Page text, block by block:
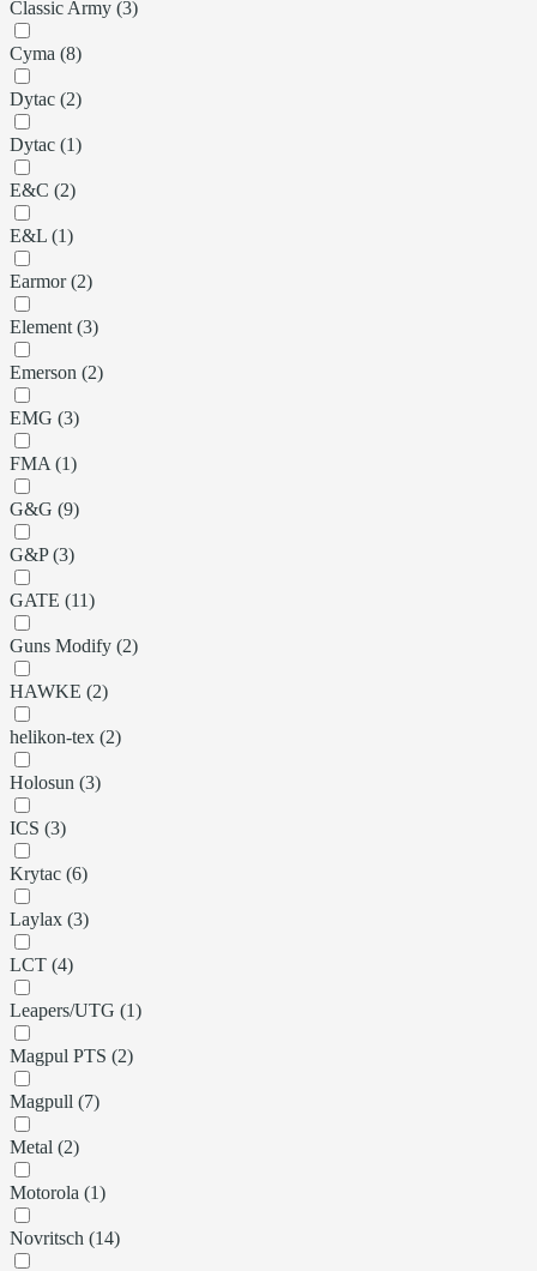
Classic Army (3)
Cyma (8)
Dytac (2)
Dytac (1)
E&C (2)
E&L (1)
Earmor (2)
Element (3)
Emerson (2)
EMG (3)
FMA (1)
G&G (9)
G&P (3)
GATE (11)
Guns Modify (2)
HAWKE (2)
helikon-tex (2)
Holosun (3)
ICS (3)
Krytac (6)
Laylax (3)
LCT (4)
Leapers/UTG (1)
Magpul PTS (2)
Magpull (7)
Metal (2)
Motorola (1)
Novritsch (14)